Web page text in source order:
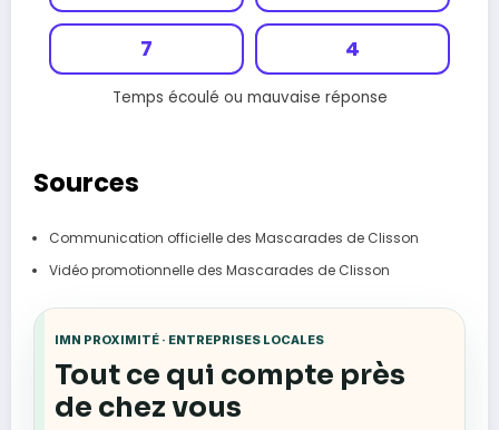
6 7
Temps écoulé ou mauvaise réponse
Sources
Communication officielle des Mascarades de Clisson
Vidéo promotionnelle des Mascarades de Clisson
IMN PROXIMITÉ · ENTREPRISES LOCALES
Tout ce qui compte près
de chez vous